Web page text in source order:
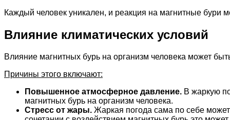
Каждый человек уникален, и реакция на магнитные бури
Влияние климатических условий
Влияние магнитных бурь на организм человека может
Причины этого включают:
Повышенное атмосферное давление. В жаркую
магнитных бурь на организм человека.
Стресс от жары. Жаркая погода сама по себе